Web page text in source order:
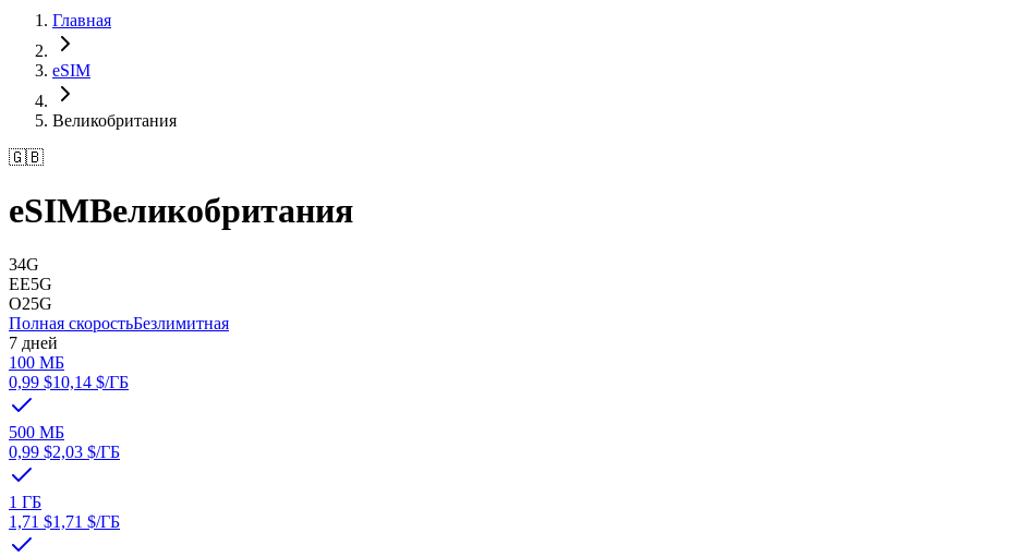
Главная
eSIM
Великобритания
🇬🇧
eSIMВеликобритания
34G
EE5G
O25G
Полная скоростьБезлимитная
7 дней
100 МБ
0,99 $10,14 $/ГБ
500 МБ
0,99 $2,03 $/ГБ
1 ГБ
1,71 $1,71 $/ГБ